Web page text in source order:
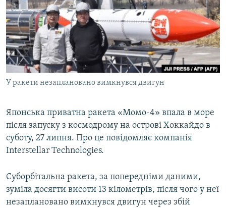
СПЕЦПРОЕКТИ
ДЕПОРТАЦІЯ
ВІДЕОУРОКИ «ELIFBE»
СВІДЧЕННЯ ОКУПАЦІЇ
УКРАЇНСЬКА ПРОБЛЕМА КРИМУ
ЯК ОБІЙТИ БЛОКУВАННЯ
Русский
Qırımtatar
Усі сайти RFE/RL
У ракети незаплановано вимкнувся двигун
Японська приватна ракета «Момо-4» впала в море
після запуску з космодрому на острові Хоккайдо в
суботу, 27 липня. Про це повідомляє компанія
Interstellar Technologies.
Суборбітальна ракета, за попередніми даними,
зуміла досягти висоти 13 кілометрів, після чого у неї
незаплановано вимкнувся двигун через збій